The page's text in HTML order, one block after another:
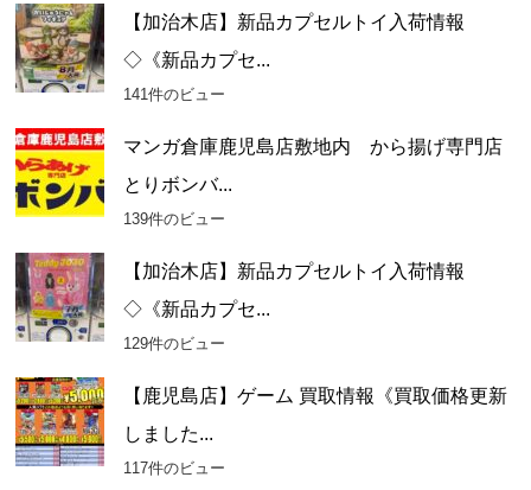
【加治木店】新品カプセルトイ入荷情報
◇《新品カプセ...
141件のビュー
マンガ倉庫鹿児島店敷地内 から揚げ専門店
とりボンバ...
139件のビュー
【加治木店】新品カプセルトイ入荷情報
◇《新品カプセ...
129件のビュー
【鹿児島店】ゲーム 買取情報《買取価格更新
しました...
117件のビュー